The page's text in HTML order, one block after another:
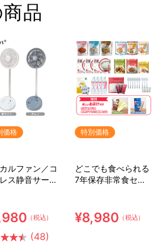
品
価格
ルファン／コ
ス静音サーキ
（税込）
(48)
特別価格
どこでも食べられる
7年保存非常食セッ
茶&口腔ケア用ウェ
ット綿棒
¥8,980 （税込）